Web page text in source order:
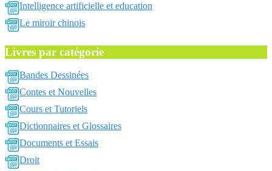
Intelligence artificielle et education
Le miroir chinois
Livres par catégorie
Bandes Dessinées
Contes et Nouvelles
Cours et Tutoriels
Dictionnaires et Glossaires
Documents et Essais
Droit